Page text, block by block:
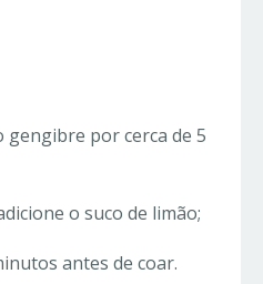
gengibre por cerca de 5
o suco de limão;
antes de coar.